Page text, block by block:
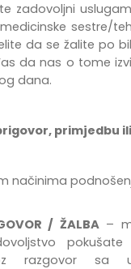
zadovoljni
sestre/
da se žalite po
da nas o tome
dana.
primjedbu
načinima
/ ŽALBA–
pokušate
razgovor sa